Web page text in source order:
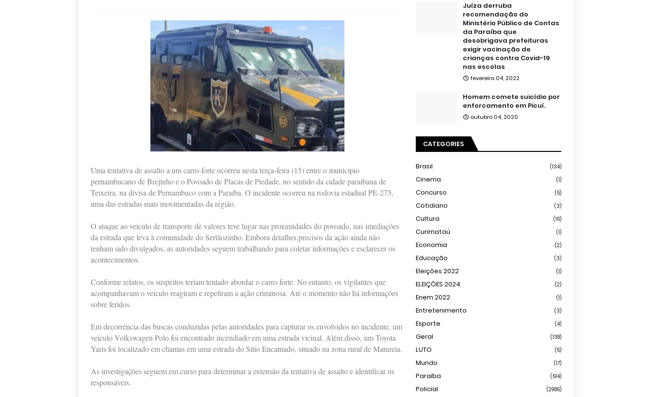
Uma tentativa de assalto a um carro-forte ocorreu nesta terça-feira (15) entre o município
pernambucano de Brejinho e o Povoado de Placas de Piedade, no sentido da cidade paraibana de
Teixeira, na divisa de Pernambuco com a Paraíba. O incidente ocorreu na rodovia estadual PE-275,
uma das estradas mais movimentadas da região.
O ataque ao veículo de transporte de valores teve lugar nas proximidades do povoado, nas imediações
da estrada que leva à comunidade do Sertãozinho. Embora detalhes precisos da ação ainda não
tenham sido divulgados, as autoridades seguem trabalhando para coletar informações e esclarecer os
acontecimentos.
Conforme relatos, os suspeitos teriam tentado abordar o carro-forte. No entanto, os vigilantes que
acompanhavam o veículo reagiram e repeliram a ação criminosa. Até o momento não há informações
sobre feridos.
Em decorrência das buscas conduzidas pelas autoridades para capturar os envolvidos no incidente, um
veículo Volkswagen Polo foi encontrado incendiado em uma estrada vicinal. Além disso, um Toyota
Yaris foi localizado em chamas em uma estrada do Sítio Encantado, situado na zona rural de Matureia.
As investigações seguem em curso para determinar a extensão da tentativa de assalto e identificar os
responsáveis.
Juíza derruba
recomendação do
Ministério Público de Contas
da Paraíba que
desobrigava prefeituras
exigir vacinação de
crianças contra Covid-19
nas escolas
fevereiro 04, 2022
Homem comete suicídio por
enforcamento em Picuí.
outubro 04, 2020
CATEGORIES
Brasil (134)
Cinema (1)
Concurso (5)
Cotidiano (3)
Cultura (15)
Curimataú (1)
Economia (2)
Educação (3)
Eleições 2022 (1)
ELEIÇÕES 2024 (2)
Enem 2022 (1)
Entretenimento (3)
Esporte (4)
Geral (138)
LUTO (5)
Mundo (17)
Paraíba (514)
Policial (2985)